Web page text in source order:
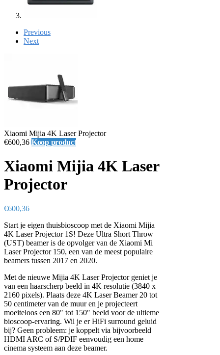
Previous
Next
Xiaomi Mijia 4K Laser Projector
€600,36 Koop product
Xiaomi Mijia 4K Laser
Projector
€600,36
Start je eigen thuisbioscoop met de Xiaomi Mijia
4K Laser Projector 1S! Deze Ultra Short Throw
(UST) beamer is de opvolger van de Xiaomi Mi
Laser Projector 150, een van de meest populaire
beamers tussen 2017 en 2020.
Met de nieuwe Mijia 4K Laser Projector geniet je
van een haarscherp beeld in 4K resolutie (3840 x
2160 pixels). Plaats deze 4K Laser Beamer 20 tot
50 centimeter van de muur en je projecteert
moeiteloos een 80″ tot 150″ beeld voor de ultieme
bioscoop-ervaring. Wil je er HiFi surround geluid
bij? Geen probleem: je koppelt via bijvoorbeeld
HDMI ARC of S/PDIF eenvoudig een home
cinema systeem aan deze beamer.